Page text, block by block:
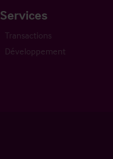
Services
Transactions
Développement